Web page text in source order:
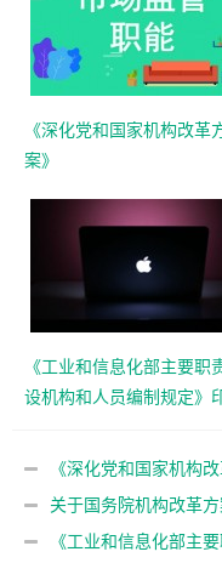
《深化党和国家机构改革
案》
《工业和信息化部主要职
设机构和人员编制规定》
《深化党和国家机构改
关于国务院机构改革
《工业和信息化部主